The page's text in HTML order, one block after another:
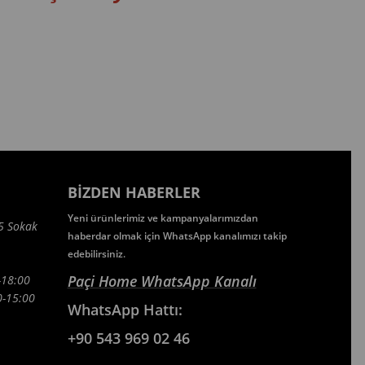
Sokak
BIZDEN HABERLER
Yeni ürünlerimiz ve kampanyalarımızdan
haberdar olmak için WhatsApp kanalımızı takip
edebilirsiniz.
Paçi Home WhatsApp Kanalı
WhatsAppHattı:
+90 543 969 02 46